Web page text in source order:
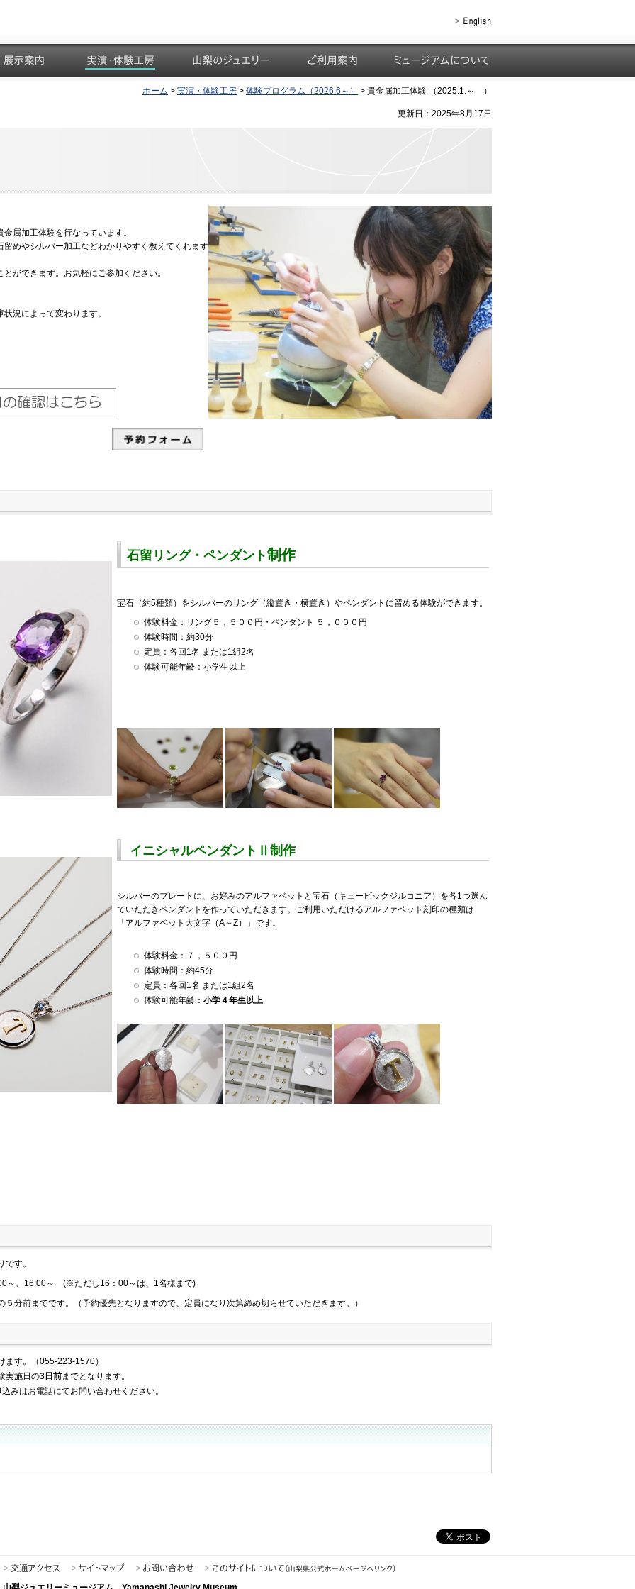
示案内 実演・体験工房 山梨のジュエリー ご利用案内 ミュージアムについて
ホーム > 実演・体験工房 > 体験プログラム（2026.6～） > 貴金属加工体験 （2025.1.～ ）
更新日：2025年8月17日
属加工体験を行なっています。
めやシルバー加工などわかりやすく教えてくれます
ができます。お気軽にご参加ください。
況によって変わります。
石留リング・ペンダント制作
宝石（約5種類）をシルバーのリング（縦置き・横置き）やペンダントに留める体験ができます。
体験料金：リング５，５００円・ペンダント ５，０００円
体験時間：約30分
定員：各回1名 または1組2名
体験可能年齢：小学生以上
イニシャルペンダントⅡ制作
シルバーのプレートに、お好みのアルファベットと宝石（キュービックジルコニア）を各1つ選ん
でいただきペンダントを作っていただきます。ご利用いただけるアルファベット刻印の種類は
「アルファベット大文字（A～Z）」です。
体験料金：７，５００円
体験時間：約45分
定員：各回1名 または1組2名
体験可能年齢：小学４年生以上
す。
16:00～ (※ただし16：00～は、1名様まで)
分前までです。（予約優先となりますので、定員になり次第締め切らせていただきます。）
ます。（055-223-1570）
実施日の3日前までとなります。
みはお電話にてお問い合わせください。